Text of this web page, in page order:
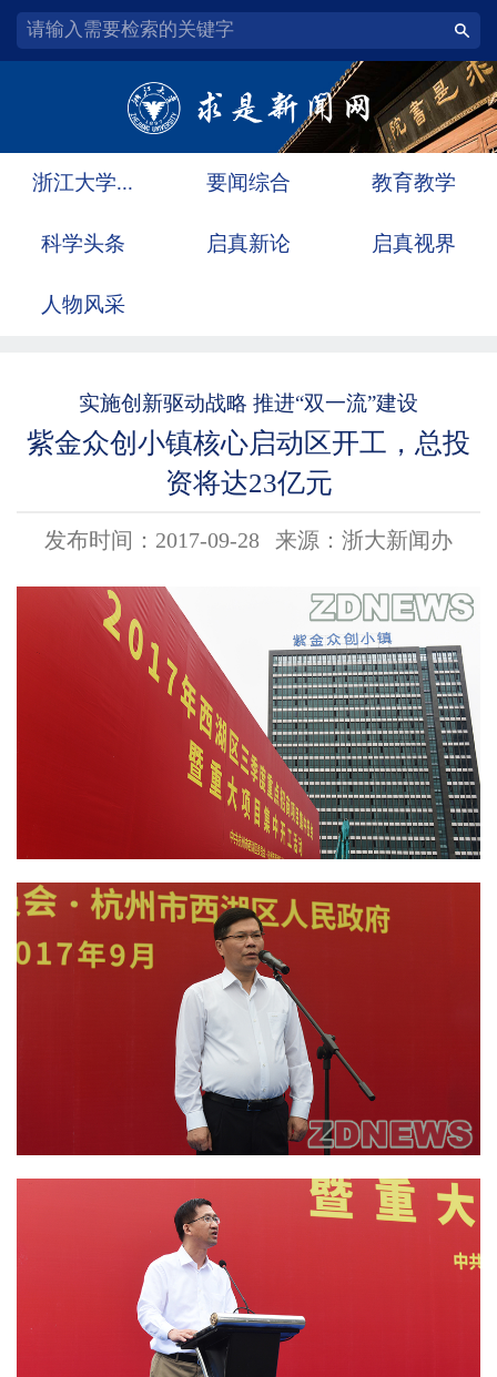
浙江大学... 要闻综合 教育教学
科学头条 启真新论 启真视界
人物风采
实施创新驱动战略 推进“双一流”建设
紫金众创小镇核心启动区开工，总投
资将达23亿元
发布时间：2017-09-28 来源：浙大新闻办